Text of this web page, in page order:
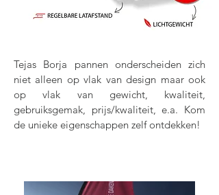
Tejas Borja pannen onderscheiden zich
niet alleen op vlak van design maar ook
op vlak van gewicht, kwaliteit,
gebruiksgemak, prijs/kwaliteit, e.a. Kom
de unieke eigenschappen zelf ontdekken!